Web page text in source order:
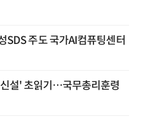
주도 국가AI컴퓨팅센터
설' 초읽기…국무총리훈령